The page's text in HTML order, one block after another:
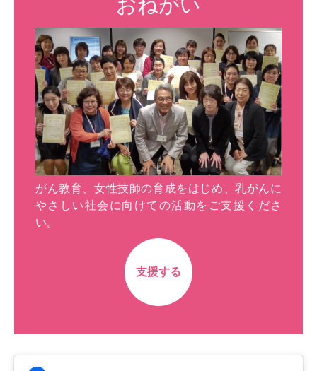
おねがい
がん教育、女性技師の育成をはじめ、乳がんに
やさしい社会に向けての活動をご支援くださ
い。
支援する